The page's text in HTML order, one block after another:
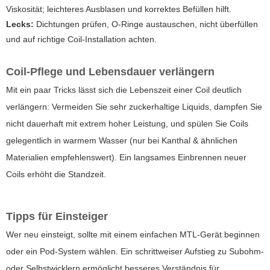
Viskosität; leichteres Ausblasen und korrektes Befüllen hilft.
Lecks: Dichtungen prüfen, O-Ringe austauschen, nicht überfüllen
und auf richtige Coil-Installation achten.
Coil-Pflege und Lebensdauer verlängern
Mit ein paar Tricks lässt sich die Lebenszeit einer Coil deutlich
verlängern: Vermeiden Sie sehr zuckerhaltige Liquids, dampfen Sie
nicht dauerhaft mit extrem hoher Leistung, und spülen Sie Coils
gelegentlich in warmem Wasser (nur bei Kanthal & ähnlichen
Materialien empfehlenswert). Ein langsames Einbrennen neuer
Coils erhöht die Standzeit.
Tipps für Einsteiger
Wer neu einsteigt, sollte mit einem einfachen MTL-Gerät beginnen
oder ein Pod-System wählen. Ein schrittweiser Aufstieg zu Subohm-